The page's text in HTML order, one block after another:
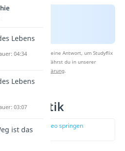
speichern wir deine Antwort, um Studyflix
Mehr dazu erfährst du in unserer
Datenschutzerklärung.
Kritik
zur Stelle im Video springen
(02:04)
Lebens
04:34
Lebens
03:07
ist das